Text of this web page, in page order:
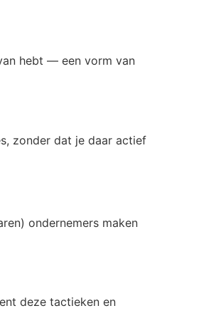
hebt — een vorm van
zonder dat je daar actief
ondernemers maken
deze tactieken en